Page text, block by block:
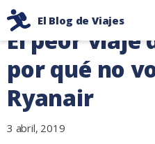
contenido
El Blog de Viajes
Consejos
viaje
de
dos
mochileros
El peor viaje
por qué no
Ryanair
3 abril, 2019